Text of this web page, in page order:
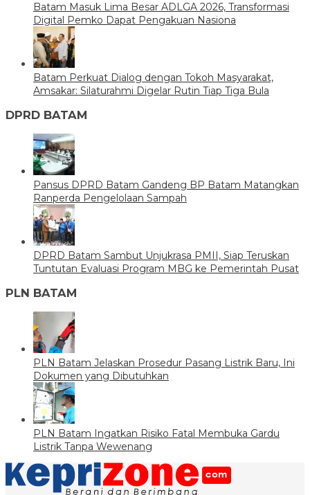
Batam Masuk Lima Besar ADLGA 2026, Transformasi
Digital Pemko Dapat Pengakuan Nasiona
Batam Perkuat Dialog dengan Tokoh Masyarakat,
Amsakar: Silaturahmi Digelar Rutin Tiap Tiga Bula
DPRD BATAM
Pansus DPRD Batam Gandeng BP Batam Matangkan
Ranperda Pengelolaan Sampah
DPRD Batam Sambut Unjukrasa PMII, Siap Teruskan
Tuntutan Evaluasi Program MBG ke Pemerintah Pusat
PLN BATAM
PLN Batam Jelaskan Prosedur Pasang Listrik Baru, Ini
Dokumen yang Dibutuhkan
PLN Batam Ingatkan Risiko Fatal Membuka Gardu
Listrik Tanpa Wewenang